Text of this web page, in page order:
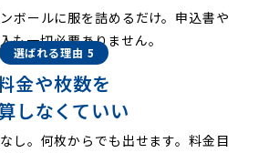
ボールに服を詰めるだけ。申込書や
も一切必要ありません。
選ばれる理由 5
金や枚数を
しなくていい
し。何枚からでも出せます。料金目